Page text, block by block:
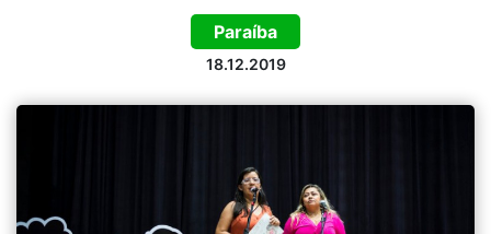
Paraíba
18.12.2019